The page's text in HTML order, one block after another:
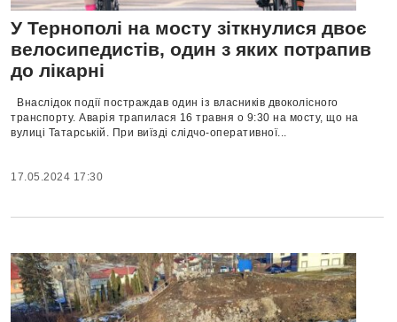
У Тернополі на мосту зіткнулися двоє
велосипедистів, один з яких потрапив
до лікарні
Внаслідок події постраждав один із власників двоколісного
транспорту. Аварія трапилася 16 травня о 9:30 на мосту, що на
вулиці Татарській. При виїзді слідчо-оперативної...
17.05.2024 17:30